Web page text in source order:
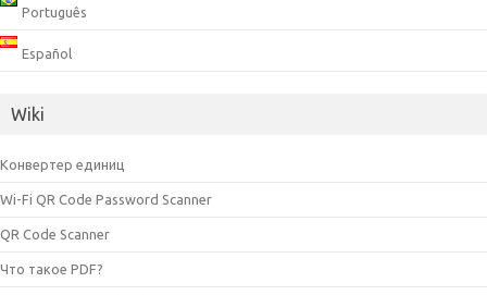
Português
Español
Wiki
Конвертер единиц
Wi-Fi QR Code Password Scanner
QR Code Scanner
Что такое PDF?